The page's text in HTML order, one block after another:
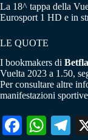
La 18^ tappa della
Eurosport 1 HD e in
LE QUOTE
I bookmakers di
Vuelta 2023 a 1.50,
Per consultare altre
manifestazioni
Fa W